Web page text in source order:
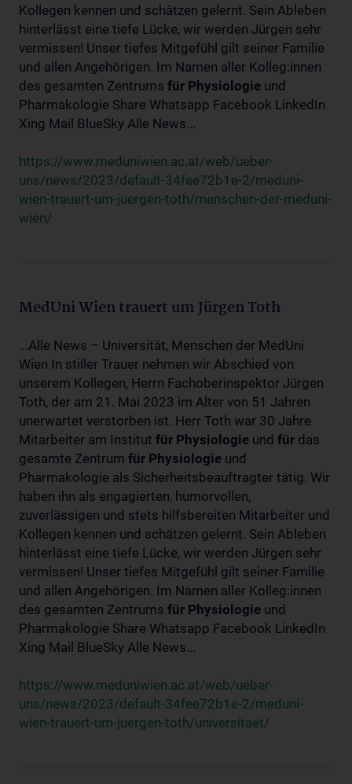
Kollegen kennen und schätzen gelernt. Sein Ableben
hinterlässt eine tiefe Lücke, wir werden Jürgen sehr
vermissen! Unser tiefes Mitgefühl gilt seiner Familie
und allen Angehörigen. Im Namen aller Kolleg:innen
des gesamten Zentrums für Physiologie und
Pharmakologie Share Whatsapp Facebook LinkedIn
Xing Mail BlueSky Alle News...
https://www.meduniwien.ac.at/web/ueber-
uns/news/2023/default-34fee72b1e-2/meduni-
wien-trauert-um-juergen-toth/menschen-der-meduni-
wien/
MedUni Wien trauert um Jürgen Toth
...Alle News – Universität, Menschen der MedUni
Wien In stiller Trauer nehmen wir Abschied von
unserem Kollegen, Herrn Fachoberinspektor Jürgen
Toth, der am 21. Mai 2023 im Alter von 51 Jahren
unerwartet verstorben ist. Herr Toth war 30 Jahre
Mitarbeiter am Institut für Physiologie und für das
gesamte Zentrum für Physiologie und
Pharmakologie als Sicherheitsbeauftragter tätig. Wir
haben ihn als engagierten, humorvollen,
zuverlässigen und stets hilfsbereiten Mitarbeiter und
Kollegen kennen und schätzen gelernt. Sein Ableben
hinterlässt eine tiefe Lücke, wir werden Jürgen sehr
vermissen! Unser tiefes Mitgefühl gilt seiner Familie
und allen Angehörigen. Im Namen aller Kolleg:innen
des gesamten Zentrums für Physiologie und
Pharmakologie Share Whatsapp Facebook LinkedIn
Xing Mail BlueSky Alle News...
https://www.meduniwien.ac.at/web/ueber-
uns/news/2023/default-34fee72b1e-2/meduni-
wien-trauert-um-juergen-toth/universitaet/